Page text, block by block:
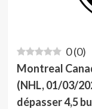
0(0)
Montreal
(NHL, 01/03/
dépasser 4,5